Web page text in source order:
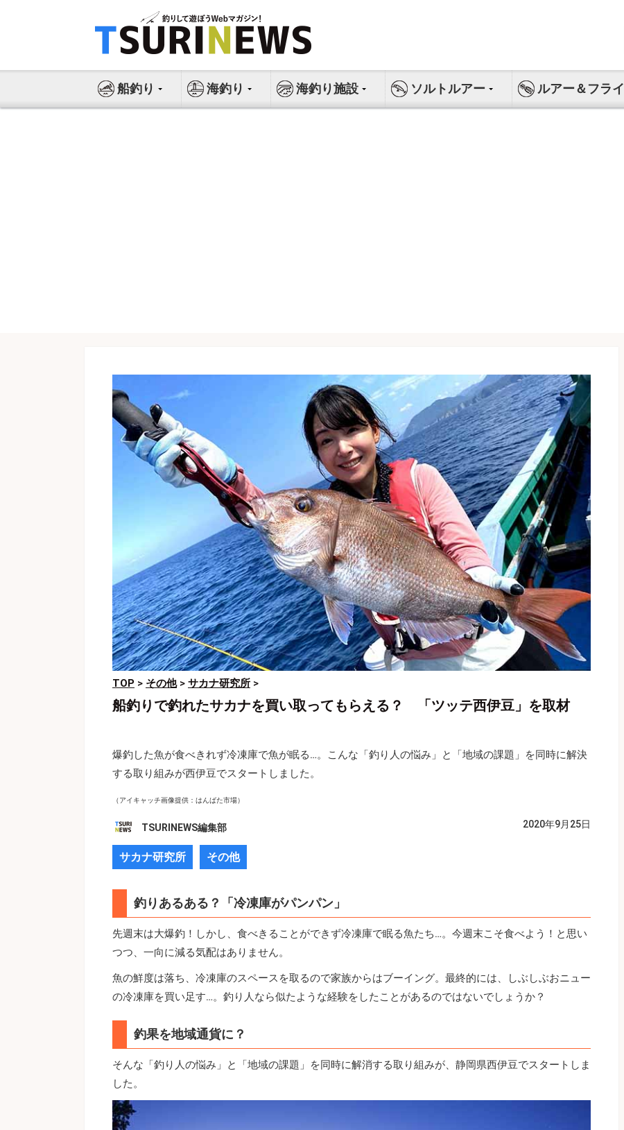
ス
船釣り 海釣り 海釣り施設 ソルトルアー ルアー＆フライ
TOP > その他> サカナ研究所 >
船釣りで釣れたサカナを買い取ってもらえる？ 「ツッテ西伊豆」を取材
爆釣した魚が食べきれず冷凍庫で魚が眠る…。こんな「釣り人の悩み」と「地域の課題」を同時に解決
する取り組みが西伊豆でスタートしました。
（アイキャッチ画像提供：はんばた市場）
TSURINEWS編集部 2020年9月25日
サカナ研究所 その他
釣りあるある？「冷凍庫がパンパン」
先週末は大爆釣！しかし、食べきることができず冷凍庫で眠る魚たち…。今週末こそ食べよう！と思い
つつ、一向に減る気配はありません。
魚の鮮度は落ち、冷凍庫のスペースを取るので家族からはブーイング。最終的には、しぶしぶおニュー
の冷凍庫を買い足す…。釣り人なら似たような経験をしたことがあるのではないでしょうか？
釣果を地域通貨に？
そんな「釣り人の悩み」と「地域の課題」を同時に解消する取り組みが、静岡県西伊豆でスタートしま
した。